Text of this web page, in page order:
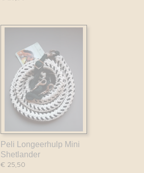
Peli Longeerhulp Mini
Shetlander
€ 25,50